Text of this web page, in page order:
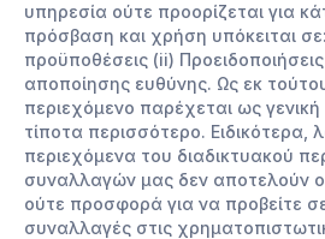
υπηρεσία ούτε προορίζεται για
πρόσβαση και χρήση υπόκειται
προϋποθέσεις (ii)
αποποίησης ευθύνης. Ως εκ
περιεχόμενο παρέχεται ως
τίποτα περισσότερο. Ειδικότερα,
περιεχόμενα του διαδικτυακού
συναλλαγών μας δεν αποτελούν
ούτε προσφορά για να προβείτε
συναλλαγές στις